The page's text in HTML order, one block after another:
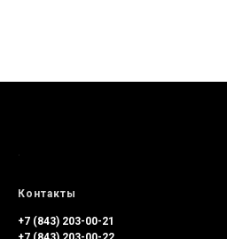
Контакты
+7 (843) 203-00-21